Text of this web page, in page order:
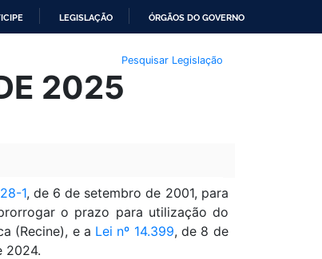
LEGISLAÇÃO ÓRGÃOS DO GOVERNO
Pesquisar Legislação
2025
1, de 6 de setembro de 2001, para
o prazo para utilização do
(Recine), e a Lei nº 14.399, de 8 de
2024.